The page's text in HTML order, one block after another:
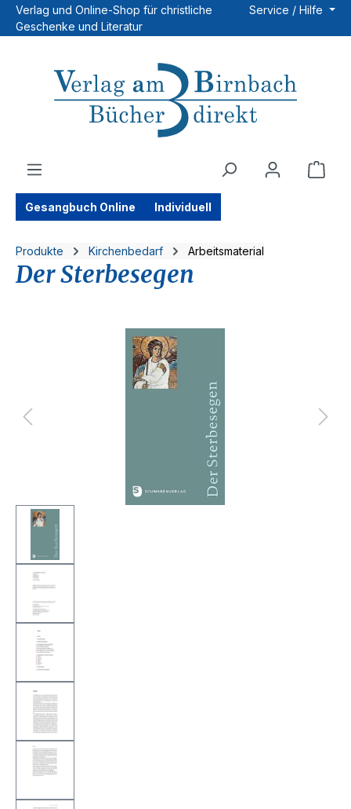
Zum Hauptinhalt springen
Verlag und Online-Shop für christliche
Geschenke und Literatur
Service / Hilfe
Gesangbuch Online Individuell
Produkte Kirchenbedarf Arbeitsmaterial
Der Sterbesegen
Bildergalerie überspringen